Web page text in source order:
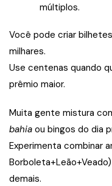
múltiplos.
Você pode criar
milhares.
Use centenas quando
prêmio maior.
Muita gente mistura
bahia ou bingos do dia
Experimenta combinar
demais.